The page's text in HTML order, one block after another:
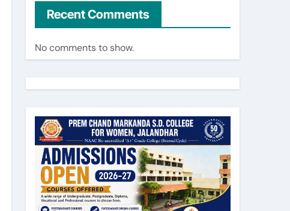
Recent Comments
No comments to show.